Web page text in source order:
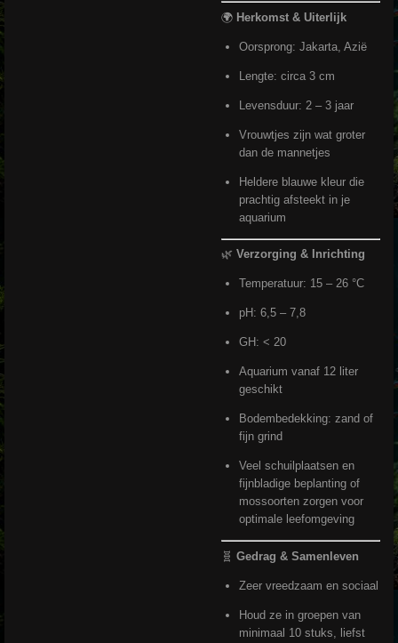
🌍 Herkomst & Uiterlijk
Oorsprong: Jakarta, Azië
Lengte: circa 3 cm
Levensduur: 2 – 3 jaar
Vrouwtjes zijn wat groter
dan de mannetjes
Heldere blauwe kleur die
prachtig afsteekt in je
aquarium
🌿 Verzorging & Inrichting
Temperatuur: 15 – 26 °C
pH: 6,5 – 7,8
GH: < 20
Aquarium vanaf 12 liter
geschikt
Bodembedekking: zand of
fijn grind
Veel schuilplaatsen en
fijnbladige beplanting of
mossoorten zorgen voor
optimale leefomgeving
🧬 Gedrag & Samenleven
Zeer vreedzaam en sociaal
Houd ze in groepen van
minimaal 10 stuks, liefst